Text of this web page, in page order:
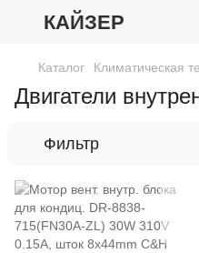
КАЙЗЕР
Каталог Климатическая
Двигатели
Фильтр